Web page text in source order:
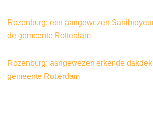
Rozenburg: een aangewezen
de gemeente Rotterdam
Rozenburg: aangewezen erkende
gemeente Rotterdam